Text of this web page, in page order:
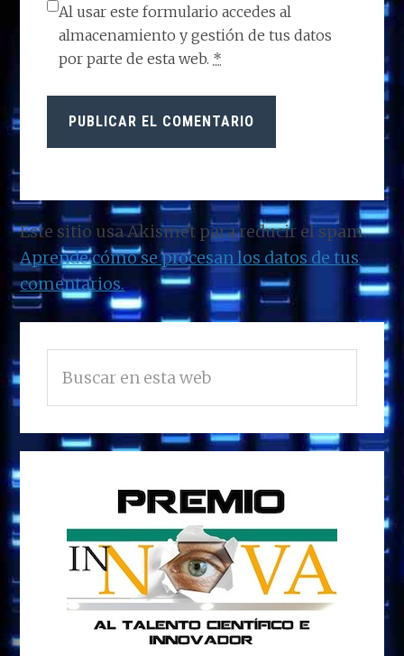
Al usar este formulario accedes al
almacenamiento y gestión de tus datos
por parte de esta web. *
Este sitio usa Akismet para reducir el spam.
Aprende cómo se procesan los datos de tus
comentarios.
LATERAL
PRINCIPAL
en
esta
web